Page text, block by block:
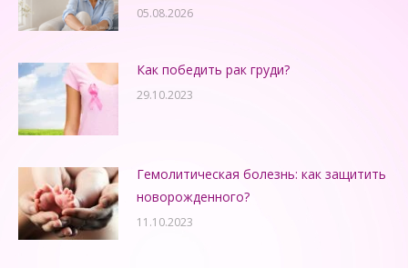
05.08.2026
Как победить рак груди?
29.10.2023
Гемолитическая болезнь: как защитить
новорожденного?
11.10.2023